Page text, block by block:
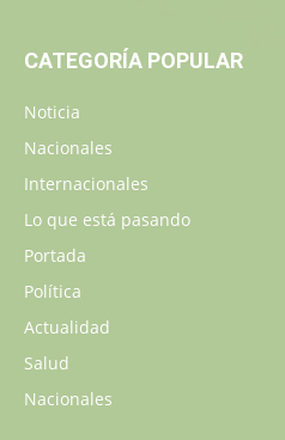
CATEGORÍA POPULAR
Noticia
Nacionales
Internacionales
Lo que está pasando
Portada
Política
Actualidad
Salud
Nacionales